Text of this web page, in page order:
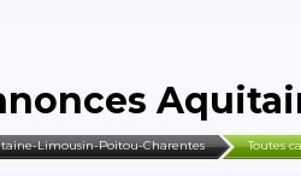
Limousin-Poitou-Charentes Toutes